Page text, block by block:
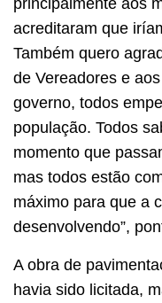
principalmente aos
acreditaram que
Também quero
de Vereadores e
governo, todos
população. Todos
momento que
mas todos estão
máximo para que a
desenvolvendo”,
A obra de
havia sido licitada,